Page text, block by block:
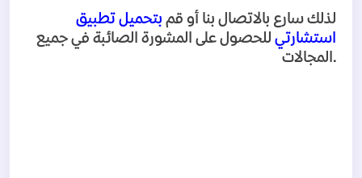
لذلك سارع بالاتصال بنا أو قم بتحميل تطبيق
استشارتي للحصول على المشورة الصائبة في جميع
المجالات .